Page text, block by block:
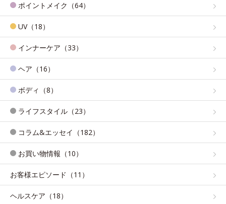
ポイントメイク（64）
UV（18）
インナーケア（33）
ヘア（16）
ボディ（8）
ライフスタイル（23）
コラム&エッセイ（182）
お買い物情報（10）
お客様エピソード（11）
ヘルスケア（18）